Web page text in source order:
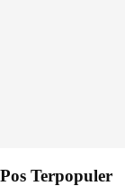
Pos Terpopuler